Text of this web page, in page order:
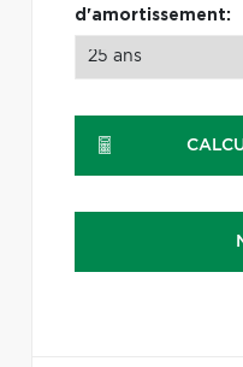
d'amortissement: